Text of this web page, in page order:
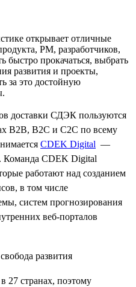
открывает отличные
PM, разработчиков,
прокачаться, выбрать
развития и проекты,
за это достойную
доставки СДЭК пользуются
B2B, B2C и C2C по всему
CDEK Digital —
Команда CDEK Digital
работают над созданием
в том числе
систем прогнозирования
веб-порталов
27 странах, поэтому